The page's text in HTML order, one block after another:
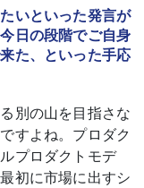
いといった発言が
日の段階でご自身
た、といった手応
別の山を目指さな
すよね。プロダク
プロダクトモデ
初に市場に出すシ